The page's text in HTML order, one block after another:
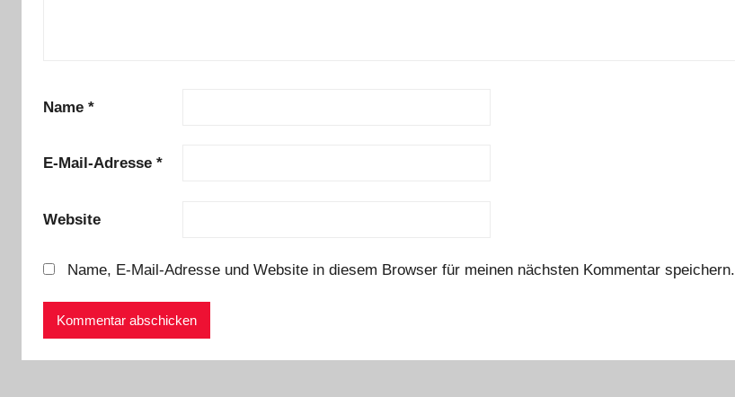
Name *
E-Mail-Adresse *
Website
Name, E-Mail-Adresse und Website in diesem Browser für meinen nächsten Kommentar speichern.